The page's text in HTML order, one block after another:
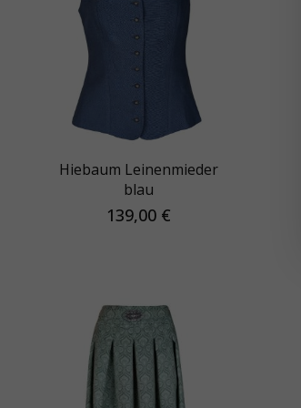
Hiebaum Leinenmieder
blau
139,00 €